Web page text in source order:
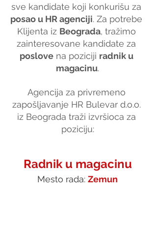
sve kandidate koji konkurišu za
posao u HR agenciji. Za potrebe
Klijenta iz Beograda, tražimo
zainteresovane kandidate za
poslove na poziciji radnik u
magacinu.
Agencija za privremeno
zapošljavanje HR Bulevar d.o.o.
iz Beograda traži izvršioca za
poziciju:
Radnik u magacinu
Mesto rada: Zemun